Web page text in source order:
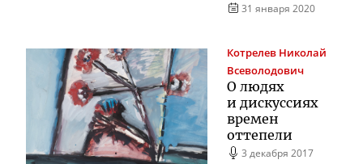
31 января 2020
Котрелев Николай
Всеволодович
О людях
и дискуссиях
времен
оттепели
3 декабря 2017